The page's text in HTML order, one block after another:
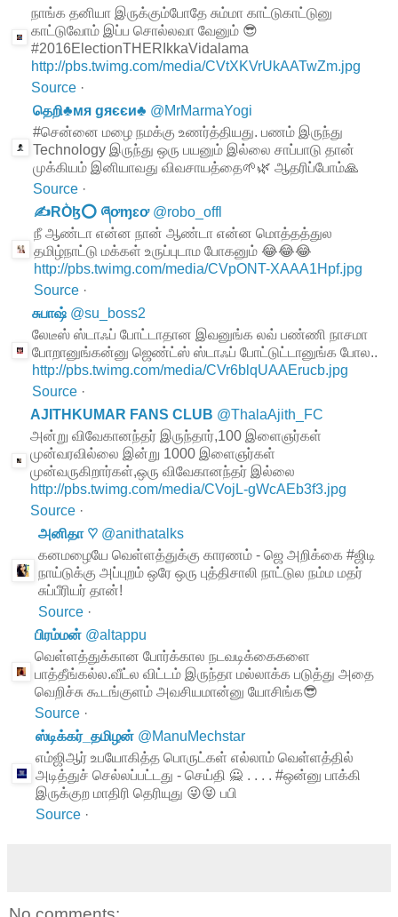
நாங்க தனியா இருக்கும்போதே சும்மா காட்டுகாட்டுனு
காட்டுவோம் இப்ப சொல்லவா வேனும் 😎
#2016ElectionTHERIkkaVidalama
http://pbs.twimg.com/media/CVtXKVrUkAATwZm.jpg
Source ·
தெறி♣мя gяєєи♣ @MrMarmaYogi
#சென்னை மழை நமக்கு உணர்த்தியது. பணம் இருந்து
Technology இருந்து ஒரு பயனும் இல்லை சாப்பாடு தான்
முக்கியம் இனியாவது விவசாயத்தை🌱🌿 ஆதரிப்போம்🙏
Source ·
✍RO͛ɮ⭕ ཞơɱɛơ @robo_offl
நீ ஆண்டா என்ன நான் ஆண்டா என்ன மொத்தத்துல
தமிழ்நாட்டு மக்கள் உருப்புடாம போகனும் 😂😂😂
http://pbs.twimg.com/media/CVpONT-XAAA1Hpf.jpg
Source ·
சுபாஷ் @su_boss2
லேடீஸ் ஸ்டாஃப் போட்டாதான இவனுங்க லவ் பண்ணி நாசமா
போறானுங்கன்னு ஜெண்ட்ஸ் ஸ்டாஃப் போட்டுட்டானுங்க போல..
http://pbs.twimg.com/media/CVr6blqUAAErucb.jpg
Source ·
AJITHKUMAR FANS CLUB @ThalaAjith_FC
அன்று விவேகானந்தர் இருந்தார்,100 இளைஞர்கள்
முன்வரவில்லை இன்று 1000 இளைஞர்கள்
முன்வருகிறார்கள்,ஒரு விவேகானந்தர் இல்லை
http://pbs.twimg.com/media/CVojL-gWcAEb3f3.jpg
Source ·
அனிதா ♡ @anithatalks
கனமழையே வெள்ளத்துக்கு காரணம் - ஜெ அறிக்கை #ஜிடி
நாய்டுக்கு அப்புறம் ஒரே ஒரு புத்திசாலி நாட்டுல நம்ம மதர்
சுப்பீரியர் தான்!
Source ·
பிரம்மன் @altappu
வெள்ளத்துக்கான போர்க்கால நடவடிக்கைகளை
பாத்தீங்கல்ல.வீட்ல விட்டம் இருந்தா மல்லாக்க படுத்து அதை
வெறிச்சு கூடங்குளம் அவசியமான்னு யோசிங்க😎
Source ·
ஸ்டிக்கர்_தமிழன் @ManuMechstar
எம்ஜிஆர் உபயோகித்த பொருட்கள் எல்லாம் வெள்ளத்தில்
அடித்துச் செல்லப்பட்டது - செய்தி 🙅 . . . . #ஒன்னு பாக்கி
இருக்குற மாதிரி தெரியுது 😜😝 பபி
Source ·